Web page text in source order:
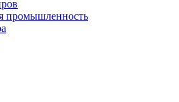
промышленность